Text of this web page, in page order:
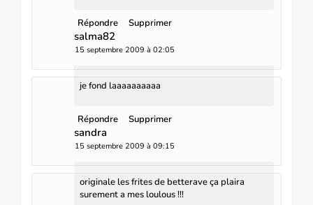
Répondre Supprimer
salma82
15 septembre 2009 à 02:05
je fond laaaaaaaaaa
Répondre Supprimer
sandra
15 septembre 2009 à 09:15
originale les frites de betterave ça plaira
surement a mes loulous !!!